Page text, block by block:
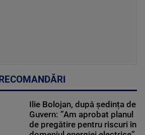
RECOMANDĂRI
Ilie Bolojan, după ședința de
Guvern: ”Am aprobat planul
de pregătire pentru riscuri în